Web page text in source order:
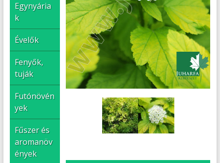
Egynyária
k
Évelők
Fenyők,
tuják
Futónövén
yek
Fűszer és
aromanöv
ények